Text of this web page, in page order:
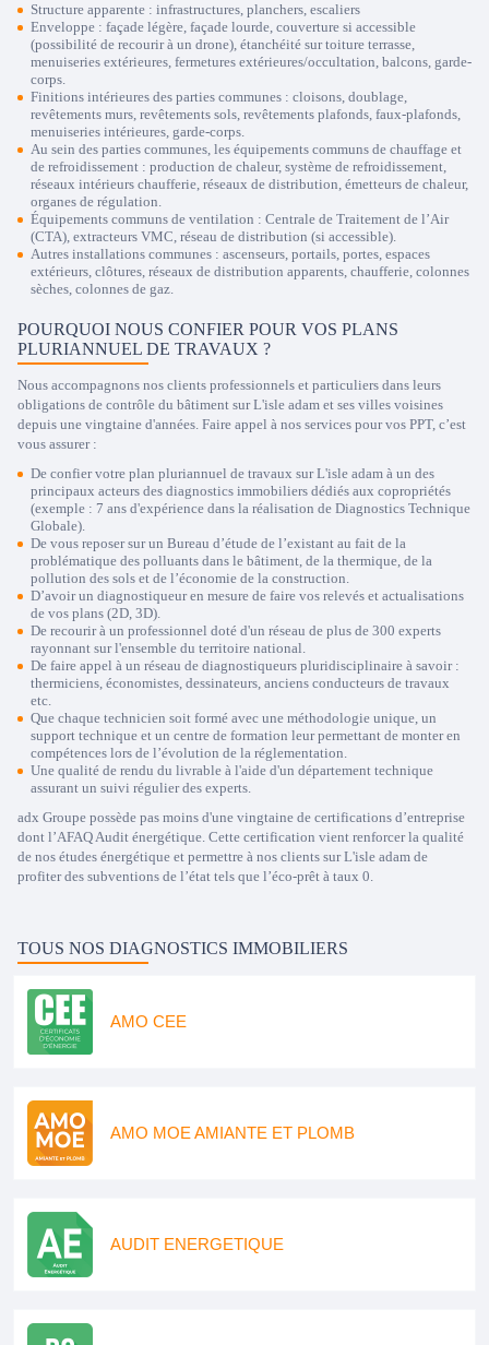
Structure apparente : infrastructures, planchers, escaliers
Enveloppe : façade légère, façade lourde, couverture si accessible
(possibilité de recourir à un drone), étanchéité sur toiture terrasse,
menuiseries extérieures, fermetures extérieures/occultation, balcons, garde-
corps.
Finitions intérieures des parties communes : cloisons, doublage,
revêtements murs, revêtements sols, revêtements plafonds, faux-plafonds,
menuiseries intérieures, garde-corps.
Au sein des parties communes, les équipements communs de chauffage et
de refroidissement : production de chaleur, système de refroidissement,
réseaux intérieurs chaufferie, réseaux de distribution, émetteurs de chaleur,
organes de régulation.
Équipements communs de ventilation : Centrale de Traitement de l’Air
(CTA), extracteurs VMC, réseau de distribution (si accessible).
Autres installations communes : ascenseurs, portails, portes, espaces
extérieurs, clôtures, réseaux de distribution apparents, chaufferie, colonnes
sèches, colonnes de gaz.
POURQUOI NOUS CONFIER POUR VOS PLANS
PLURIANNUEL DE TRAVAUX ?
Nous accompagnons nos clients professionnels et particuliers dans leurs
obligations de contrôle du bâtiment sur L'isle adam et ses villes voisines
depuis une vingtaine d'années. Faire appel à nos services pour vos PPT, c’est
vous assurer :
De confier votre plan pluriannuel de travaux sur L'isle adam à un des
principaux acteurs des diagnostics immobiliers dédiés aux copropriétés
(exemple : 7 ans d'expérience dans la réalisation de Diagnostics Technique
Globale).
De vous reposer sur un Bureau d’étude de l’existant au fait de la
problématique des polluants dans le bâtiment, de la thermique, de la
pollution des sols et de l’économie de la construction.
D’avoir un diagnostiqueur en mesure de faire vos relevés et actualisations
de vos plans (2D, 3D).
De recourir à un professionnel doté d'un réseau de plus de 300 experts
rayonnant sur l'ensemble du territoire national.
De faire appel à un réseau de diagnostiqueurs pluridisciplinaire à savoir :
thermiciens, économistes, dessinateurs, anciens conducteurs de travaux
etc.
Que chaque technicien soit formé avec une méthodologie unique, un
support technique et un centre de formation leur permettant de monter en
compétences lors de l’évolution de la réglementation.
Une qualité de rendu du livrable à l'aide d'un département technique
assurant un suivi régulier des experts.
adx Groupe possède pas moins d'une vingtaine de certifications d’entreprise
dont l’AFAQ Audit énergétique. Cette certification vient renforcer la qualité
de nos études énergétique et permettre à nos clients sur L'isle adam de
profiter des subventions de l’état tels que l’éco-prêt à taux 0.
TOUS NOS DIAGNOSTICS IMMOBILIERS
AMO CEE
AMO MOE AMIANTE ET PLOMB
AUDIT ENERGETIQUE